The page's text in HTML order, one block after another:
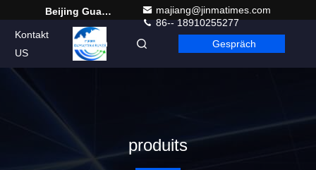
Beijing Guangtian Runze Technology Co., Ltd.
majiang@jinmatimes.com
86-- 18910255277
Kontakt
US
German Gespräch
produits